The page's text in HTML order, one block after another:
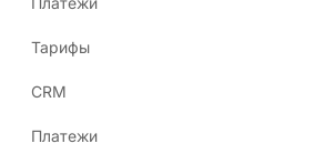
Тарифы
CRM
Платежи